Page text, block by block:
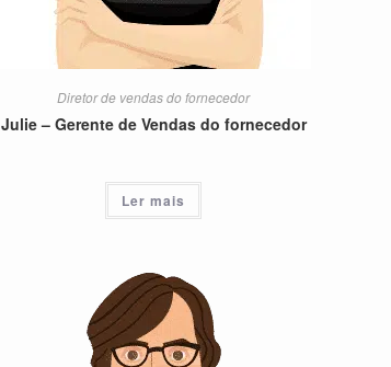
Diretor de vendas do fornecedor
Julie – Gerente de Vendas do fornecedor
Ler mais